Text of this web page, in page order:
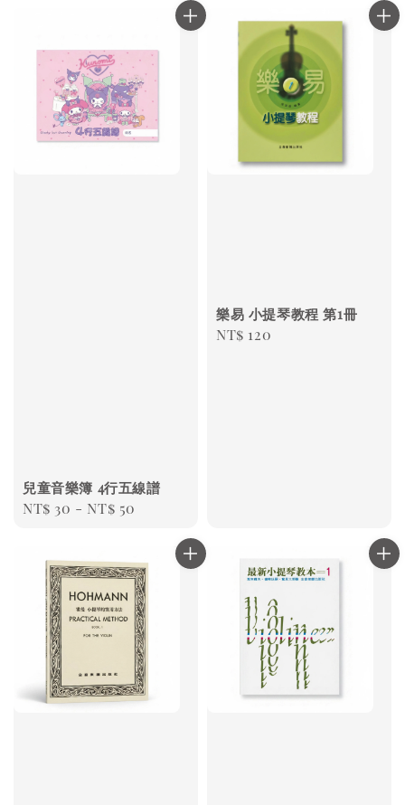
兒童音樂簿 4行五線譜
Regular
NT$ 30 - NT$ 50
樂易 小提琴教程 第1冊
Regular
NT$ 120